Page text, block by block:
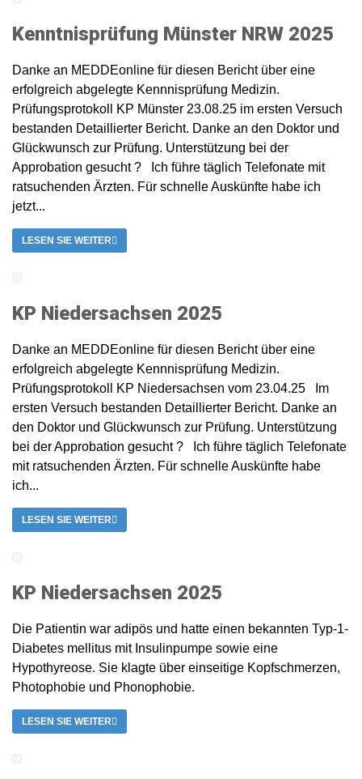
Kenntnisprüfung Münster NRW 2025
Danke an MEDDEonline für diesen Bericht über eine
erfolgreich abgelegte Kennnisprüfung Medizin.
Prüfungsprotokoll KP Münster 23.08.25 im ersten Versuch
bestanden Detaillierter Bericht. Danke an den Doktor und
Glückwunsch zur Prüfung. Unterstützung bei der
Approbation gesucht ? Ich führe täglich Telefonate mit
ratsuchenden Ärzten. Für schnelle Auskünfte habe ich
jetzt...
LESEN SIE WEITER
KP Niedersachsen 2025
Danke an MEDDEonline für diesen Bericht über eine
erfolgreich abgelegte Kennnisprüfung Medizin.
Prüfungsprotokoll KP Niedersachsen vom 23.04.25 Im
ersten Versuch bestanden Detaillierter Bericht. Danke an
den Doktor und Glückwunsch zur Prüfung. Unterstützung
bei der Approbation gesucht ? Ich führe täglich Telefonate
mit ratsuchenden Ärzten. Für schnelle Auskünfte habe
ich...
LESEN SIE WEITER
KP Niedersachsen 2025
Die Patientin war adipös und hatte einen bekannten Typ-1-
Diabetes mellitus mit Insulinpumpe sowie eine
Hypothyreose. Sie klagte über einseitige Kopfschmerzen,
Photophobie und Phonophobie.
LESEN SIE WEITER